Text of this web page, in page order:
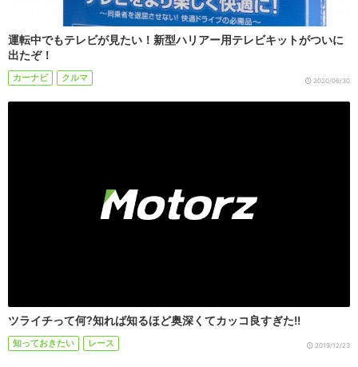
運転中でもテレビが見たい！新型ハリアー用テレビキットがついに
出たぞ！
カーナビ クルマ 2020/06/30
ツライチって何?知れば知るほど奥深くてカッコ良すぎた!!
知っておきたい レース 2019/12/23